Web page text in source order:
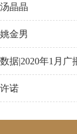
汤晶晶
姚金男
数据|2020年1月
许诺